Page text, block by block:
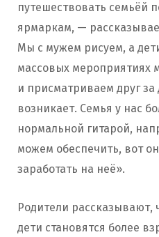
путешествовать семьёй
ярмаркам, —
Мы с мужем рисуем, а
массовых мероприятиях
и присматриваем друг
возникает. Семья у нас
нормальной гитарой,
можем обеспечить, вот
заработать на неё».
Родители рассказывают,
дети становятся более